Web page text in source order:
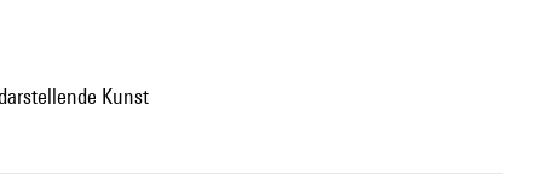
Kunst